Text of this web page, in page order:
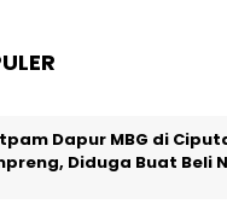
Dapur MBG di
Diduga Buat Beli